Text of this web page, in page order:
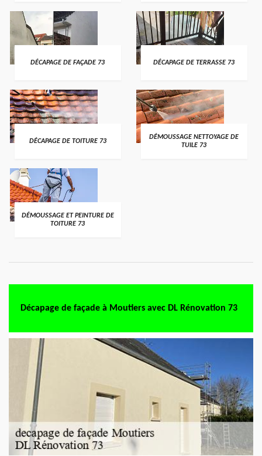
DÉCAPAGE DE FAÇADE 73 DÉCAPAGE DE TERRASSE 73
DÉCAPAGE DE TOITURE 73
DÉMOUSSAGE NETTOYAGE DE
TUILE 73
DÉMOUSSAGE ET PEINTURE DE
TOITURE 73
Décapage de façade à Moutiers avec DL Rénovation 73